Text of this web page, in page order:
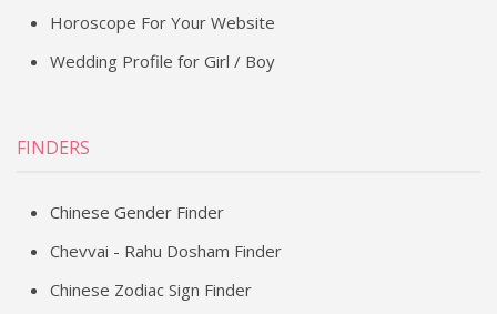
Horoscope For Your Website
Wedding Profile for Girl / Boy
FINDERS
Chinese Gender Finder
Chevvai - Rahu Dosham Finder
Chinese Zodiac Sign Finder